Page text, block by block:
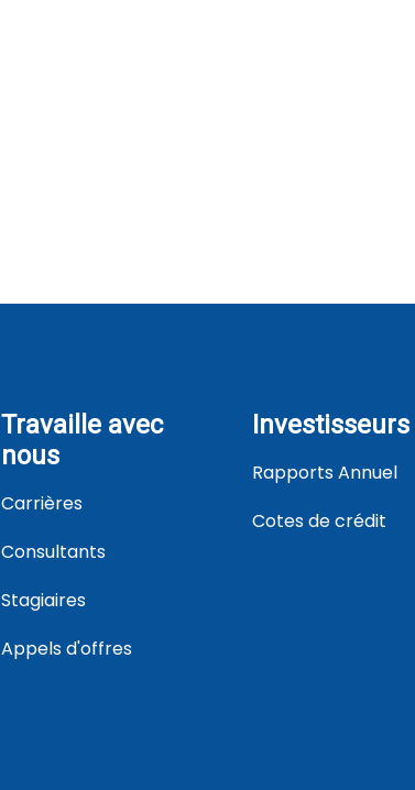
Travaille avec
nous
Carrières
Consultants
Stagiaires
Appels d'offres
Investisseurs
Rapports Annuel
Cotes de crédit